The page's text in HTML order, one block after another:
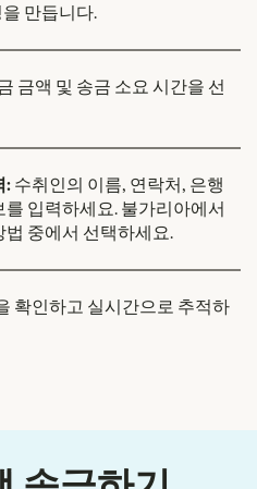
만듭니다.
금액 및 송금 소요 시간을 선
: 수취인의 이름, 연락처, 은행
를 입력하세요. 불가리아에서
법 중에서 선택하세요.
확인하고 실시간으로 추적하